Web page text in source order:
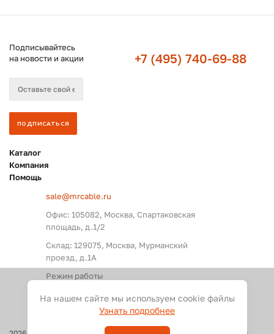
Подписывайтесь
на новости и акции
+7 (495) 740-69-88
Каталог
Компания
Помощь
sale@mrcable.ru
Офис: 105082, Москва, Спартаковская
площадь, д.1/2
Склад: 129075, Москва, Мурманский
проезд, д.1А
Режим работы
На нашем сайте мы используем cookie файлы
Узнать подробнее